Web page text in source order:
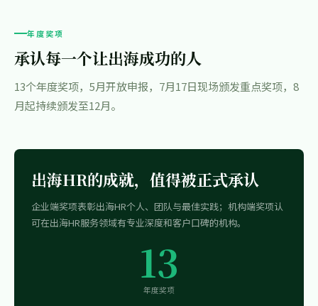
年度奖项
承认每一个让出海成功的人
13个年度奖项，5月开放申报，7月17日现场颁发重点奖项，8
月起持续颁发至12月。
出海HR的成就，值得被正式承认
企业端奖项表彰出海HR个人、团队与最佳实践；机构端奖项认
可在出海HR服务领域有专业深度和客户口碑的机构。
13
年度奖项